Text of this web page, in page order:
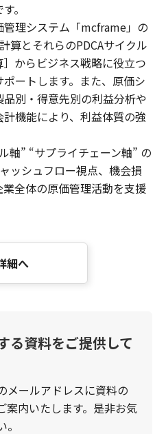
。
理システム「mcframe」の
算とそれらのPDCAサイクル
からビジネス戦略に役立つ
ポートします。また、原価シ
別・得意先別の利益分析や
機能により、利益体質の強
軸” “サプライチェーン軸” の
ッシュフロー視点、機会損
全体の原価管理活動を支援
細へ
る資料をご提供して
メールアドレスに資料の
案内いたします。是非お気